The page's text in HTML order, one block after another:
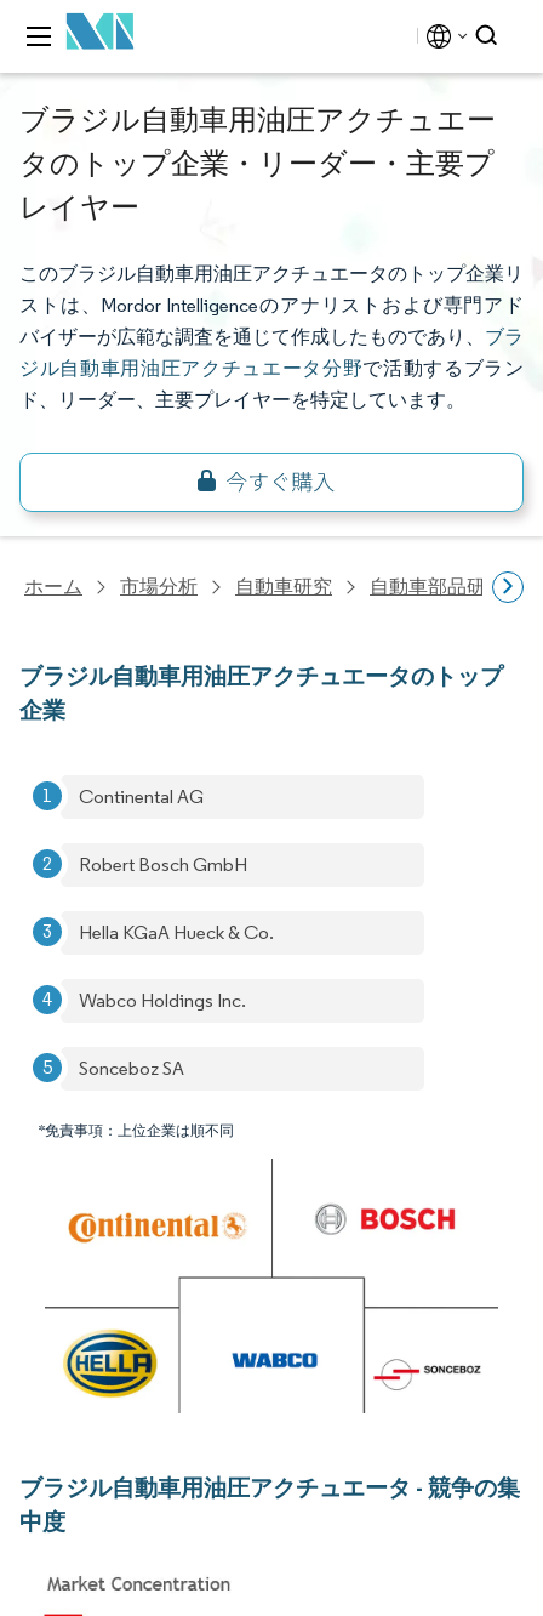
ブラジル自動車用油圧アクチュエー
タのトップ企業・リーダー・主要プ
レイヤー
このブラジル自動車用油圧アクチュエータのトップ企業リ
ストは、Mordor Intelligenceのアナリストおよび専門アド
バイザーが広範な調査を通じて作成したものであり、 ブラ
ジル自動車用油圧アクチュエータ分野で活動するブラン
ド、リーダー、主要プレイヤーを特定しています。
ホーム 市場分析 自動車研究 自動車部品研究
ブラジル自動車用油圧アクチュエータのトップ
企業
Continental AG
Robert Bosch GmbH
Hella KGaA Hueck & Co.
Wabco Holdings Inc.
Sonceboz SA
*免責事項：上位企業は順不同
ブラジル自動車用油圧アクチュエータ - 競争の集
中度